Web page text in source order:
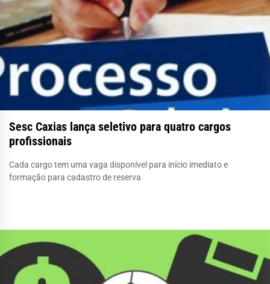
Sesc Caxias lança seletivo para quatro cargos
profissionais
Cada cargo tem uma vaga disponível para início imediato e
formação para cadastro de reserva